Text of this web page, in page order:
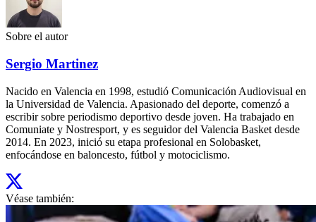
Sobre el autor
Sergio Martinez
Nacido en Valencia en 1998, estudió Comunicación Audiovisual en
la Universidad de Valencia. Apasionado del deporte, comenzó a
escribir sobre periodismo deportivo desde joven. Ha trabajado en
Comuniate y Nostresport, y es seguidor del Valencia Basket desde
2014. En 2023, inició su etapa profesional en Solobasket,
enfocándose en baloncesto, fútbol y motociclismo.
Véase también: